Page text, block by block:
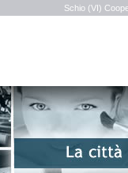
Schio (VI)